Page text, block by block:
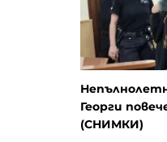
Георги
(СНИМКИ)